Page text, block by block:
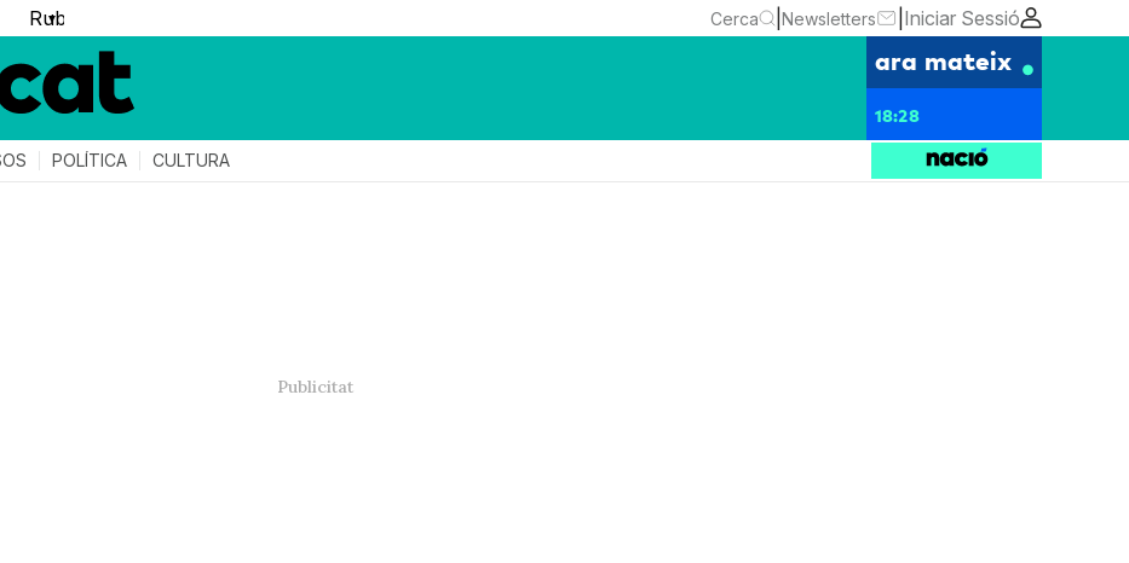
▼ Cerca Newsletters Iniciar Sessió
ara mateix
18:28
POLÍTICA CULTURA